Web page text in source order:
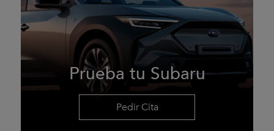
Prueba tu Subaru
Pedir Cita